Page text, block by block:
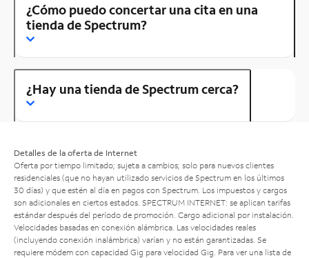
¿Cómo puedo concertar una cita en una
tienda de Spectrum?
¿Hay una tienda de Spectrum cerca?
Detalles de la oferta de Internet
Oferta por tiempo limitado; sujeta a cambios; solo para nuevos clientes
residenciales (que no hayan utilizado servicios de Spectrum en los últimos
30 días) y que estén al día en pagos con Spectrum. Los impuestos y cargos
son adicionales en ciertos estados. SPECTRUM INTERNET: se aplican tarifas
estándar después del período de promoción. Cargo adicional por instalación.
Velocidades basadas en conexión alámbrica. Las velocidades reales
(incluyendo conexión inalámbrica) varían y no están garantizadas. Se
requiere módem con capacidad Gig para velocidad Gig. Para ver una lista de